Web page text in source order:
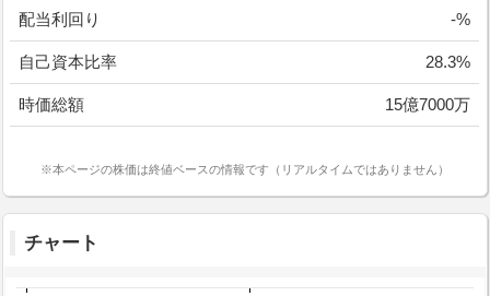
配当利回り -%
自己資本比率 28.3%
時価総額 15億7000万
※本ページの株価は終値ベースの情報です（リアルタイムではありません）
チャート